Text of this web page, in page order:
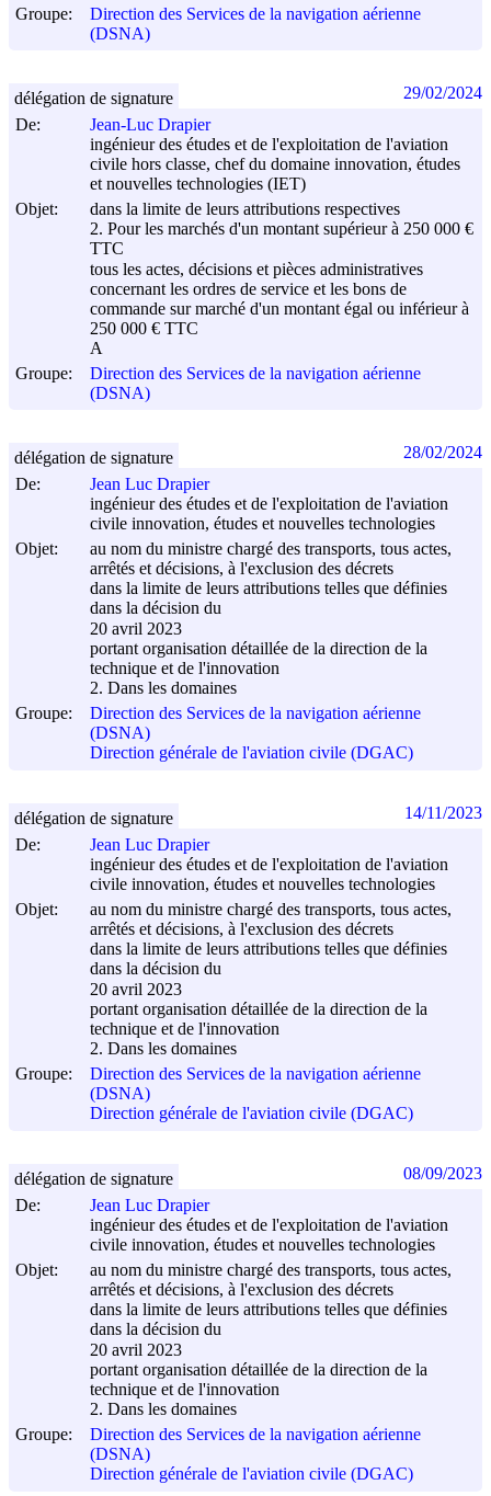
Groupe:
Direction des Services de la navigation aérienne
(DSNA)
De:
Jean-Luc Drapier
ingénieur des études et de l'exploitation de l'aviation
civile hors classe, chef du domaine innovation, études
et nouvelles technologies (IET)
Objet:
dans la limite de leurs attributions respectives
2. Pour les marchés d'un montant supérieur à 250 000 €
TTC
tous les actes, décisions et pièces administratives
concernant les ordres de service et les bons de
commande sur marché d'un montant égal ou inférieur à
250 000 € TTC
A
Groupe:
Direction des Services de la navigation aérienne
(DSNA)
délégation de signature 29/02/2024
De:
Jean Luc Drapier
ingénieur des études et de l'exploitation de l'aviation
civile innovation, études et nouvelles technologies
Objet:
au nom du ministre chargé des transports, tous actes,
arrêtés et décisions, à l'exclusion des décrets
dans la limite de leurs attributions telles que définies
dans la décision du
20 avril 2023
portant organisation détaillée de la direction de la
technique et de l'innovation
2. Dans les domaines
Groupe:
Direction des Services de la navigation aérienne
(DSNA)
Direction générale de l'aviation civile (DGAC)
délégation de signature 28/02/2024
De:
Jean Luc Drapier
ingénieur des études et de l'exploitation de l'aviation
civile innovation, études et nouvelles technologies
Objet:
au nom du ministre chargé des transports, tous actes,
arrêtés et décisions, à l'exclusion des décrets
dans la limite de leurs attributions telles que définies
dans la décision du
20 avril 2023
portant organisation détaillée de la direction de la
technique et de l'innovation
2. Dans les domaines
Groupe:
Direction des Services de la navigation aérienne
(DSNA)
Direction générale de l'aviation civile (DGAC)
délégation de signature 14/11/2023
De:
Jean Luc Drapier
ingénieur des études et de l'exploitation de l'aviation
civile innovation, études et nouvelles technologies
Objet:
au nom du ministre chargé des transports, tous actes,
arrêtés et décisions, à l'exclusion des décrets
dans la limite de leurs attributions telles que définies
dans la décision du
20 avril 2023
portant organisation détaillée de la direction de la
technique et de l'innovation
2. Dans les domaines
Groupe:
Direction des Services de la navigation aérienne
(DSNA)
Direction générale de l'aviation civile (DGAC)
délégation de signature 08/09/2023